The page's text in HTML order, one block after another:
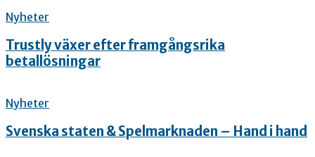
Nyheter
Trustly växer efter framgångsrika
betallösningar
Nyheter
Svenska staten & Spelmarknaden – Hand i hand